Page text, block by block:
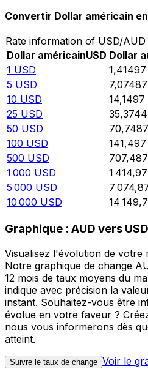
Convertir Dollar américain
Rate information of USD/
Dollar américainUSD Dollar
1 USD 1,41497
5 USD 7,07487
10 USD 14,1497
25 USD 35,3744
50 USD 70,7487
100 USD 141,497
500 USD 707,487
1 000 USD 1 414,97
5 000 USD 7
10 000 USD 14 149,7
Graphique : AUD vers USD
Visualisez l'évolution de votre
Notre graphique de change
12 mois de taux moyens du
indique avec précision la
instant. Souhaitez-vous être
évolue en votre faveur ?
nous vous informerons dès
atteint.
Suivre le taux de change Voir le